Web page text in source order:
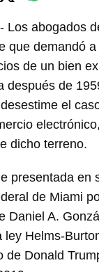
Los abogados
que demandó
de un bien
después de
el
dicho terreno.
presentada en
de Miami
Daniel A.
ley Helms-
de Donald